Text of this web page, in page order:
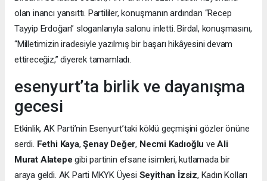
olan inancı yansıttı. Partililer, konuşmanın ardından “Recep
Tayyip Erdoğan” sloganlarıyla salonu inletti. Birdal, konuşmasını,
“Milletimizin iradesiyle yazılmış bir başarı hikâyesini devam
ettireceğiz,” diyerek tamamladı.
esenyurt’ta birlik ve dayanışma
gecesi
Etkinlik, AK Parti’nin Esenyurt’taki köklü geçmişini gözler önüne
serdi. Fethi Kaya,Şenay Değer, Necmi Kadıoğlu veAli
Murat Alatepe gibi partinin efsane isimleri, kutlamada bir
araya geldi. AK Parti MKYK Üyesi Seyithan İzsiz, Kadın Kolları